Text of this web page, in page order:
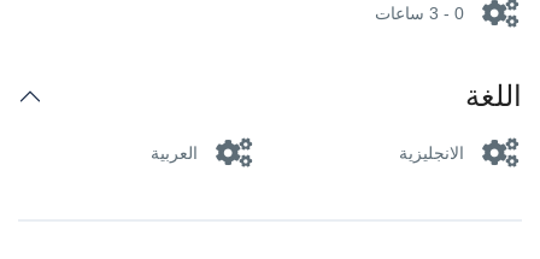
0 - 3 ساعات
اللغة
الانجليزية العربية